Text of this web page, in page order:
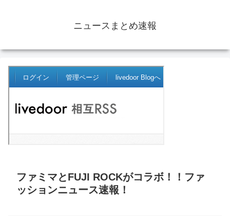
ニュースまとめ速報
ファミマとFUJI ROCKがコラボ！！ファ
ッションニュース速報！